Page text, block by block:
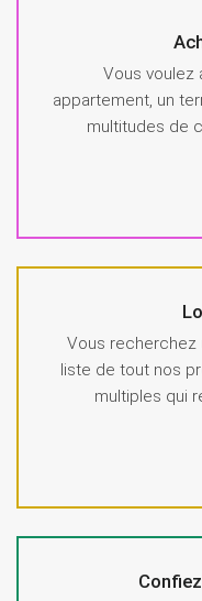
Vous voulez
appartement, un
multitudes de
Vous recherchez
liste de tout nos
multiples qui